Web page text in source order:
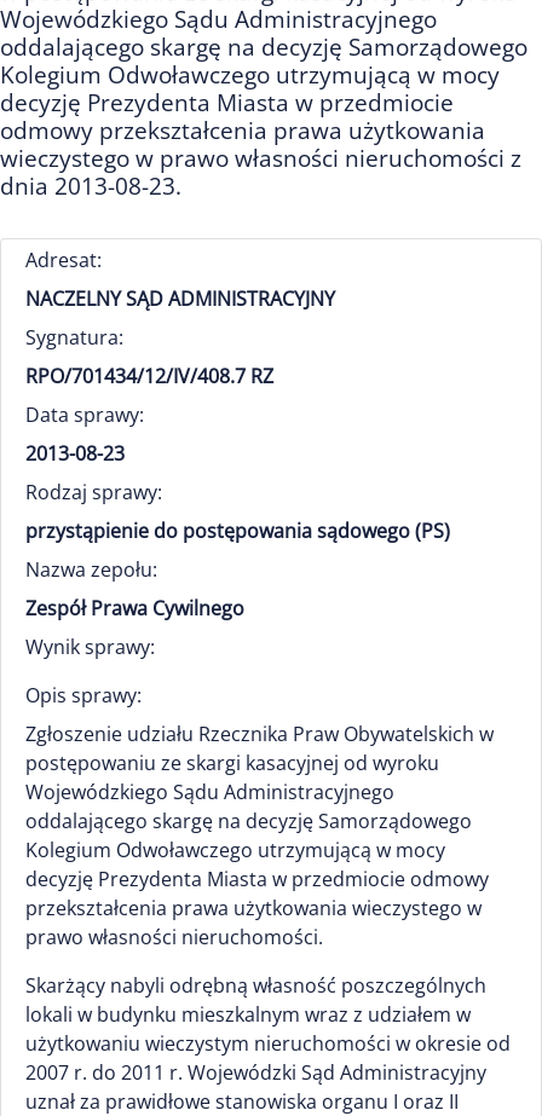
Wojewódzkiego Sądu Administracyjnego
oddalającego skargę na decyzję Samorządowego
Kolegium Odwoławczego utrzymującą w mocy
decyzję Prezydenta Miasta w przedmiocie
odmowy przekształcenia prawa użytkowania
wieczystego w prawo własności nieruchomości z
dnia 2013-08-23.
Adresat:
NACZELNY SĄD ADMINISTRACYJNY
Sygnatura:
RPO/701434/12/IV/408.7 RZ
Data sprawy:
2013-08-23
Rodzaj sprawy:
przystąpienie do postępowania sądowego (PS)
Nazwa zepołu:
Zespół Prawa Cywilnego
Wynik sprawy:
Opis sprawy:
Zgłoszenie udziału Rzecznika Praw Obywatelskich w
postępowaniu ze skargi kasacyjnej od wyroku
Wojewódzkiego Sądu Administracyjnego
oddalającego skargę na decyzję Samorządowego
Kolegium Odwoławczego utrzymującą w mocy
decyzję Prezydenta Miasta w przedmiocie odmowy
przekształcenia prawa użytkowania wieczystego w
prawo własności nieruchomości.
Skarżący nabyli odrębną własność poszczególnych
lokali w budynku mieszkalnym wraz z udziałem w
użytkowaniu wieczystym nieruchomości w okresie od
2007 r. do 2011 r. Wojewódzki Sąd Administracyjny
uznał za prawidłowe stanowiska organu I oraz II